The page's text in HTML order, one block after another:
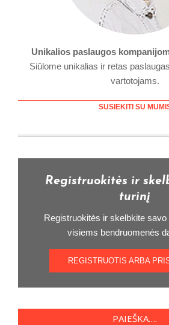
Unikalios paslaugos
Siūlome unikalias ir retas
vartotojams.
SUSIEKITI SU
Registruokitės ir
turinį
Registruokitės ir skelbkite savo
visiems bendruomenės
REGISTRUOTIS ARBA
PAIEŠKA….